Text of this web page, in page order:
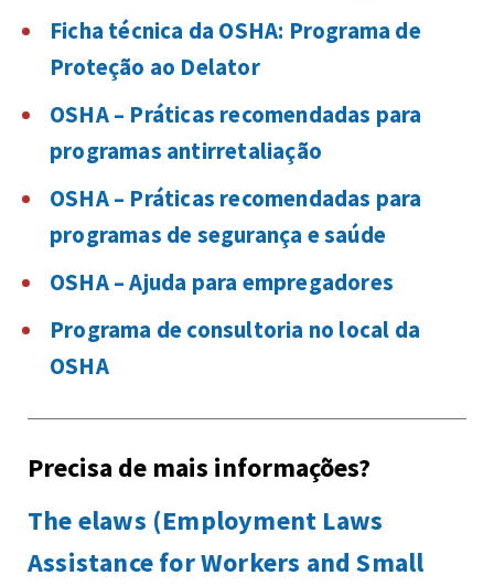
Ficha técnica da OSHA: Programa de
Proteção ao Delator
OSHA – Práticas recomendadas para
programas antirretaliação
OSHA – Práticas recomendadas para
programas de segurança e saúde
OSHA – Ajuda para empregadores
Programa de consultoria no local da
OSHA
Precisa de mais informações?
The elaws (Employment Laws
Assistance for Workers and Small